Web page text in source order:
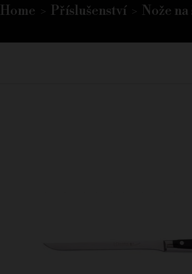
Home Příslušenství Nože